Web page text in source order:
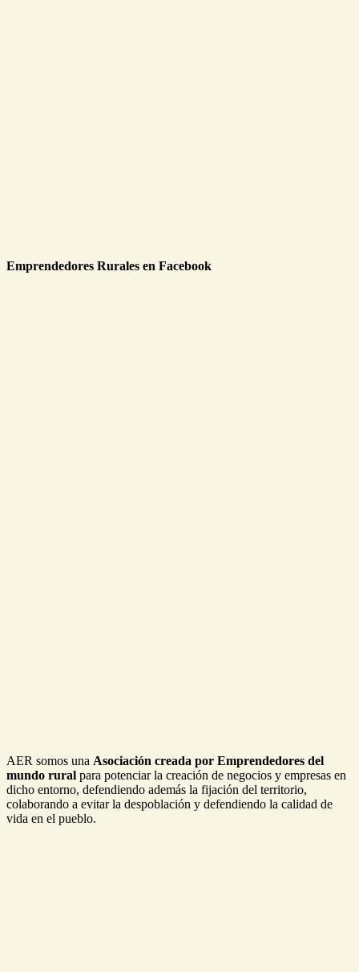
Emprendedores Rurales en Facebook
AER somos una Asociación creada por Emprendedores del
mundo rural para potenciar la creación de negocios y empresas en
dicho entorno, defendiendo además la fijación del territorio,
colaborando a evitar la despoblación y defendiendo la calidad de
vida en el pueblo.